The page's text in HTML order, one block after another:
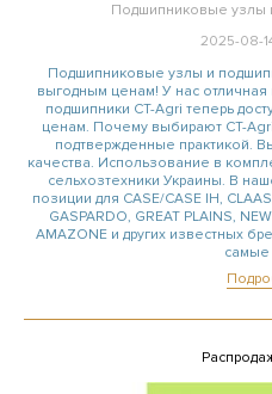
Подшипниковые узлы
2025-08-
Подшипниковые узлы и
выгодным ценам! У нас
подшипники CT-Agri теперь
ценам. Почему выбирают CT-
подтвержденные практикой.
качества. Использование в
сельхозтехники Украины. В
позиции для CASE/CASE IH,
GASPARDO, GREAT PLAINS,
AMAZONE и других известных
самые